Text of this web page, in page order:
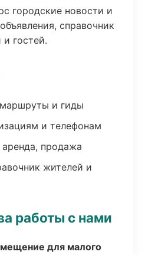
городские новости и
справочник
гостей.
и гиды
и телефонам
продажа
жителей и
работы с нами
для малого